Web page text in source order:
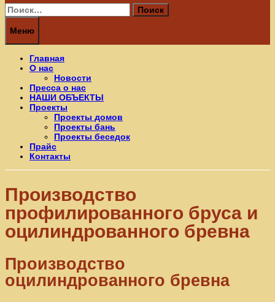
Найти:
Меню
Главная
О нас
Новости
Пресса о нас
НАШИ ОБЪЕКТЫ
Проекты
Проекты домов
Проекты бань
Проекты беседок
Прайс
Контакты
Производство
профилированного бруса и
оцилиндрованного бревна
Производство
оцилиндрованного бревна